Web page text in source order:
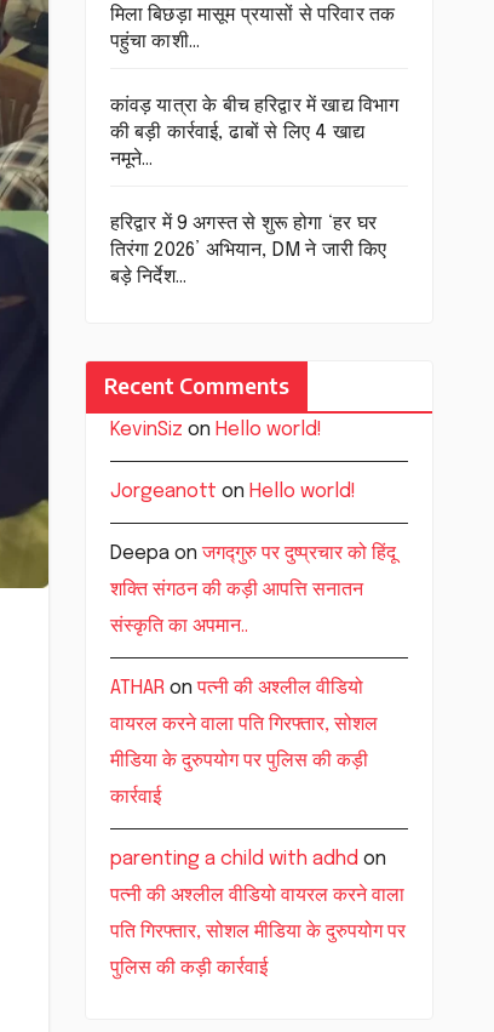
मिला बिछड़ा मासूम प्रयासों से परिवार तक
पहुंचा काशी…
कांवड़ यात्रा के बीच हरिद्वार में खाद्य विभाग
की बड़ी कार्रवाई, ढाबों से लिए 4 खाद्य
नमूने…
हरिद्वार में 9 अगस्त से शुरू होगा ‘हर घर
तिरंगा 2026’ अभियान, DM ने जारी किए
बड़े निर्देश…
Recent Comments
KevinSiz on Hello world!
Jorgeanott on Hello world!
Deepaonजगद्गुरु पर दुष्प्रचार को हिंदू
शक्ति संगठन की कड़ी आपत्ति सनातन
संस्कृति का अपमान..
ATHAR onपत्नी की अश्लील वीडियो
वायरल करने वाला पति गिरफ्तार, सोशल
मीडिया के दुरुपयोग पर पुलिस की कड़ी
कार्रवाई
parenting a child with adhd on
पत्नी की अश्लील वीडियो वायरल करने वाला
पति गिरफ्तार, सोशल मीडिया के दुरुपयोग पर
पुलिस की कड़ी कार्रवाई